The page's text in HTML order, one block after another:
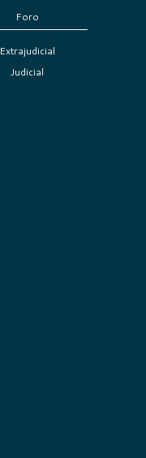
Foro
Extrajudicial
Judicial